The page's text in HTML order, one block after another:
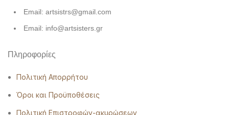
Email: artsistrs@gmail.com
Email: info@artsisters.gr
Πληροφορίες
Πολιτική Απορρήτου
Όροι και Προϋποθέσεις
Πολιτική Επιστροφών-ακυρώσεων